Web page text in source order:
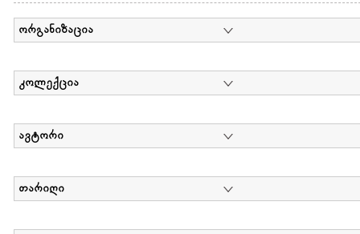
ორგანიზაცია
კოლექცია
ავტორი
თარიღი